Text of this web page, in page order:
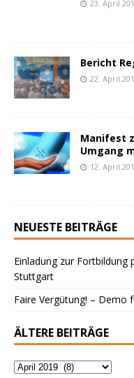
23. April
Bericht
22. April
Manifest
Umgang
12. April
NEUESTE BEITRÄGE
Einladung zur Fortbildung
Stuttgart
Faire Vergütung! – Demo
ÄLTERE BEITRÄGE